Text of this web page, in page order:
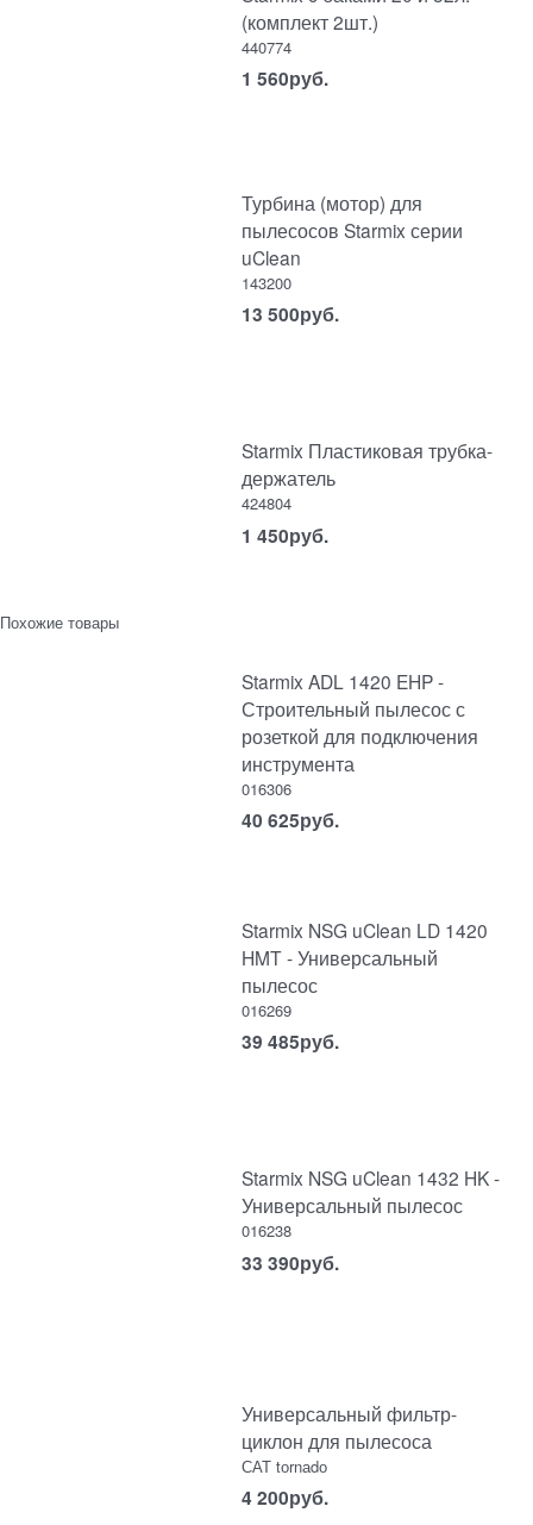
(комплект 2шт.)
440774
1 560руб.
Турбина (мотор) для
пылесосов Starmix серии
uClean
143200
13 500руб.
Starmix Пластиковая трубка-
держатель
424804
1 450руб.
Похожие товары
Starmix ADL 1420 EHP -
Строительный пылесос с
розеткой для подключения
инструмента
016306
40 625руб.
Starmix NSG uClean LD 1420
HMT - Универсальный
пылесос
016269
39 485руб.
Starmix NSG uClean 1432 HK -
Универсальный пылесос
016238
33 390руб.
Универсальный фильтр-
циклон для пылесоса
САТ tоrnаdо
4 200руб.